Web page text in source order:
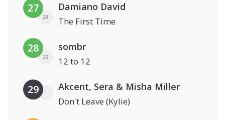
27
28
Damiano David
The First Time
28
29
sombr
12 to 12
29 Akcent, Sera & Misha Miller
Don't Leave (Kylie)